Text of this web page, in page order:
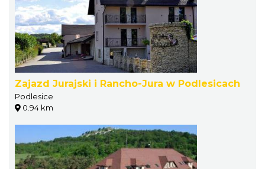
Zajazd Jurajski i Rancho-Jura w Podlesicach
Podlesice
0.94 km